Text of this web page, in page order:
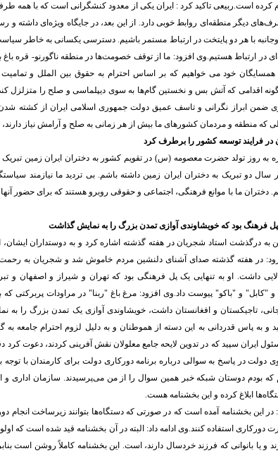
کرده است.ربیعی تاکید کرد : ایران یکی از معدود کنشگرانی است که با همه
دیگر منطقه‌ای روابط خوبی دارد. از این بعد، در جایگاه ویژه‌ای داشته و
با هر دو پایتخت در ارتباط مستمر باشیم. دسترسی یکسانی به خاطر
در ارتباط هستیم.وی افزود: ما از توقف خصومت‌ها در منطقه ناگورنو- قره
همسایگان خود می خواهیم که بر اساس احترام به حقوق بین الملل و
اقدامی که آتش بس و نخستین گام‌ها به سوی دیپلماسی و صلح را متزلزل
ضمن ابراز نگرانی و تاسف عمیق دولت جمهوری اسلامی ایران از کشته
که منطقه و مردمان کشورهای ما بیش از هر زمانی به صلح و آرامش نیاز دارند،
در فرایند توسعه کشور را برطرف کرد
به روز تولد حضرت معصومه (س) در تقویم کشور به دختران ایران زمین تبریک
سال دو تبریک به دختران ایران زمین داشته باشم. بی تردید ما نیازمند
ما با موانع فرهنگی، اجتماعی و حقوقی روبرو هستند که برای حضور آنها
فرهنگ بود که خویشاوندی آوازی تمدن بزرگ را به نمایش گذاشت
درگذشت استاد شجریان در هفته گذشته اشاره کرد و به دوستداران ایشان،
در هفته گذشته صدای آشنای دلنشین مردم خاموش شد و شجریان به
داشت. او به تنهایی یک پل فرهنگی بود که تهران و شیراز و اصفهان و
و "کابل" و "باکو" پیوست داد.وی افزود: مرغ باغ "ربنا" در مراودات پربرکتی
تاجیکستان و افغانستان داشت، خویشاوندی آوازی یک تمدن بزرگ را به
به پاس قدردانی به این دسته از هموطنان و به دلیل لزوم احترام جامعه به
ایران سپید که در تدوین لایحه جامع معلولان نقش آفرینی کردند، دعوت کرد
دولت در پاسخ به سوالی درباره برنامه دورکاری دولت برای کارمندان با
بودم دوستان شبکه خبر همین سوال را از من می‌پرسیدند. سازمان اداری و
این بخشنامه آمده است که در صورتی که دستگاه‌ها بتوانند زیرساخت انجام
دورکاری استفاده کنند.وی ادامه داد: البته در آن بخشنامه قید شده است که
و یا بانوانی که فرزند خردسال دارند، است. این بخشنامه کاملاً روشن است